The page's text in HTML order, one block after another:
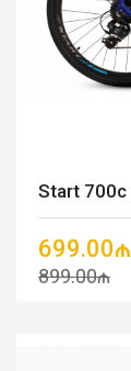
Start 700c
699.00₼
899.00₼